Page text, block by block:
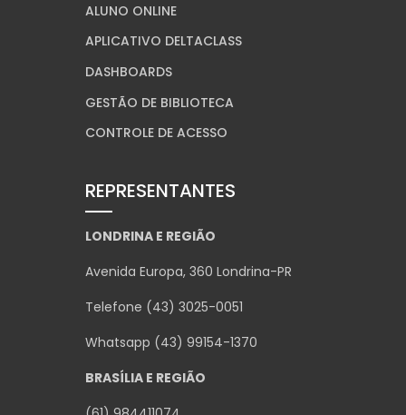
ALUNO ONLINE
APLICATIVO DELTACLASS
DASHBOARDS
GESTÃO DE BIBLIOTECA
CONTROLE DE ACESSO
REPRESENTANTES
LONDRINA E REGIÃO
Avenida Europa, 360 Londrina-PR
Telefone (43) 3025-0051
Whatsapp (43) 99154-1370
BRASÍLIA E REGIÃO